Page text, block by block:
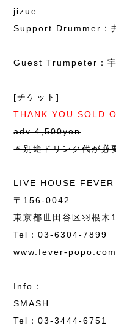
jizue
Support Drummer：
Guest Trumpeter：宇
[チケット]
THANK YOU SOLD
adv 4,500yen
＊別途ドリンク代が必
LIVE HOUSE FEVER
〒156-0042
東京都世田谷区羽根
Tel：03-6304-7899
www.fever-popo.com
Info：
SMASH
Tel：03-3444-6751